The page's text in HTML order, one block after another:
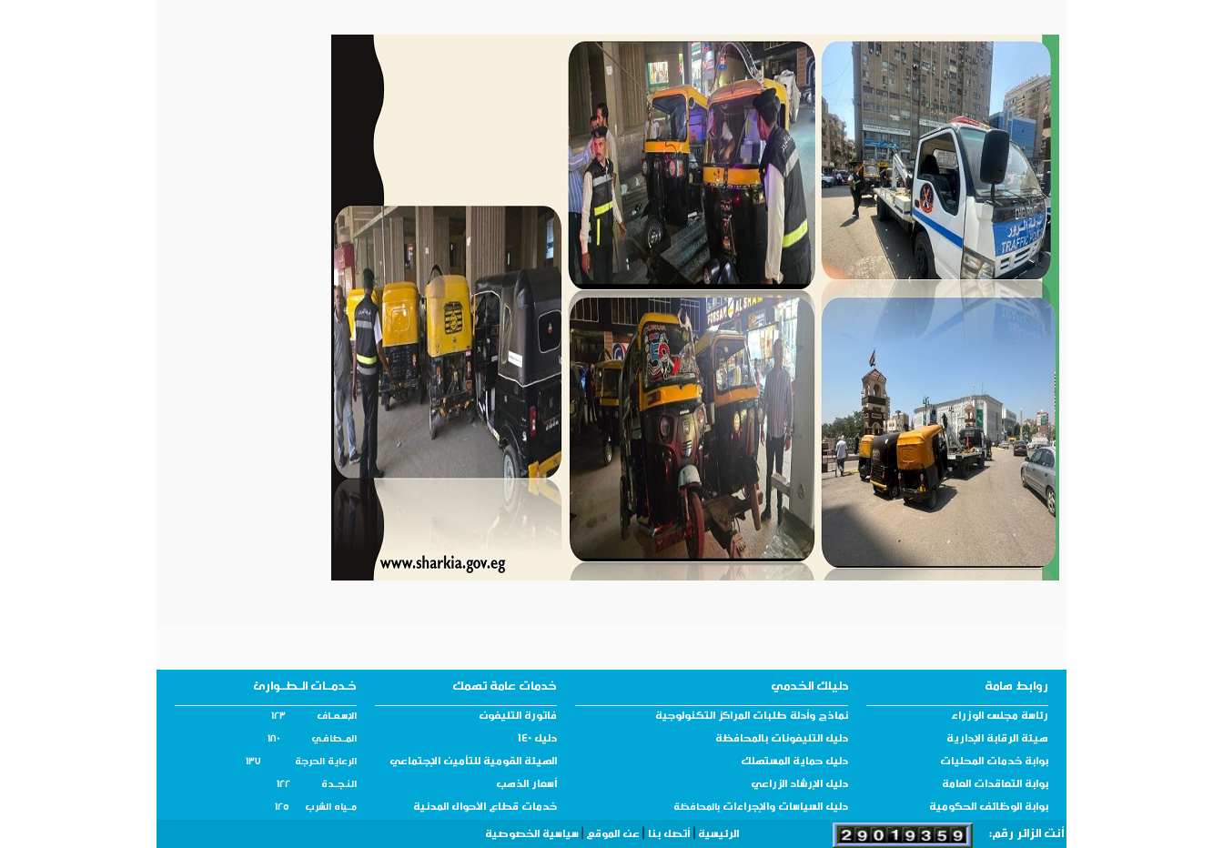
روابط هامة دليلك الخدمي خدمات عامة تهمك خـدمــات الـطــوارئ
رئاسة مجلس الوزراء نماذج وأدلة طلبات المراكز التكنولوجية فاتورة التليفون الإسـعــاف 123
هيئة الرقابة الإدارية دليل التليفونات بالمحافظة دليل 140 المــطافـي 180
بوابة خدمات المحليات دليل حماية المستهلك الهيئة القومية للتأمين الإجتماعي الرعاية الحرجة 137
بوابة التعاقدات العامة دليل الإرشاد الزراعي أسعار الذهب النـجــدة 122
بوابة الوظائف الحكومية دليل السياسات والإجراءات بالمحافظة خدمات قطاع الأحوال المدنية مــياه الشرب 125
أنت الزائر رقم: الرئيسية |أتصل بنا عن الموقع سياسية الخصوصية